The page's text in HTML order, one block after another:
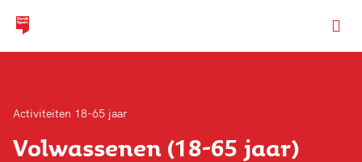
Activiteiten 18-65 jaar
Volwassenen (18-65 jaar)